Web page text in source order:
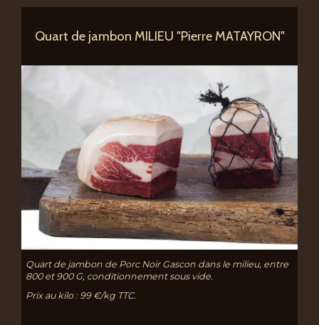
Quart de jambon MILIEU "Pierre MATAYRON"
Quart de jambon de Porc Noir Gascon dans le milieu, entre
800 et 900 G, conditionnement sous vide.
Prix au kilo : 99 €/kg TTC.